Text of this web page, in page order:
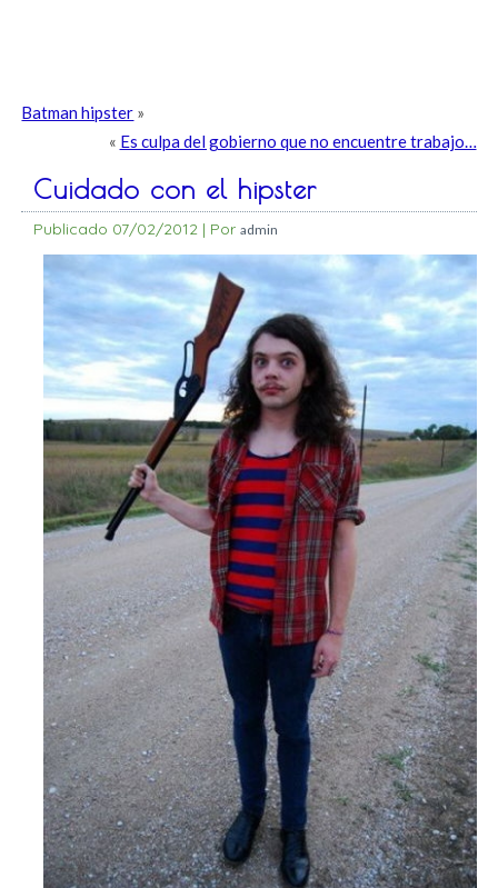
Batman hipster »
« Es culpa del gobierno que no encuentre trabajo…
Cuidado con el hipster
Publicado 07/02/2012 | Por admin